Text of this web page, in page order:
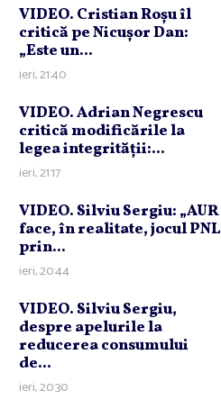
VIDEO. Cristian Roşu îl
critică pe Nicuşor Dan:
„Este un...
ieri, 21:40
VIDEO. Adrian Negrescu
critică modificările la
legea integrităţii:...
ieri, 21:17
VIDEO. Silviu Sergiu: „AUR
face, în realitate, jocul PNL
prin...
ieri, 20:44
VIDEO. Silviu Sergiu,
despre apelurile la
reducerea consumului
de...
ieri, 20:30